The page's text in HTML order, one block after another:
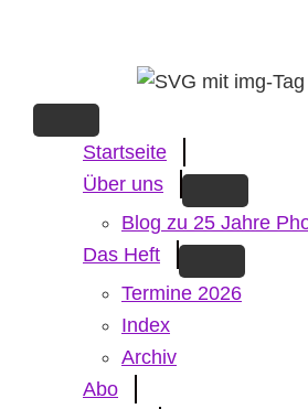
content
Startseite
Über uns
Blog zu 25 Jahre
Das Heft
Termine 2026
Index
Archiv
Abo